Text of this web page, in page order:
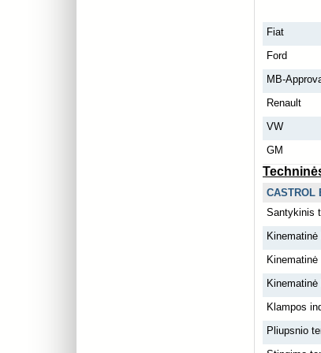
Fiat
Ford
MB-
Renault
VW
GM
CASTROL
Santykinis
Kinematinė
Kinematinė
Kinematinė
Klampos
Pliupsnio